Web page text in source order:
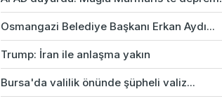
Osmangazi Belediye Başkanı Erkan Aydı...
Trump: İran ile anlaşma yakın
Bursa'da valilik önünde şüpheli valiz...